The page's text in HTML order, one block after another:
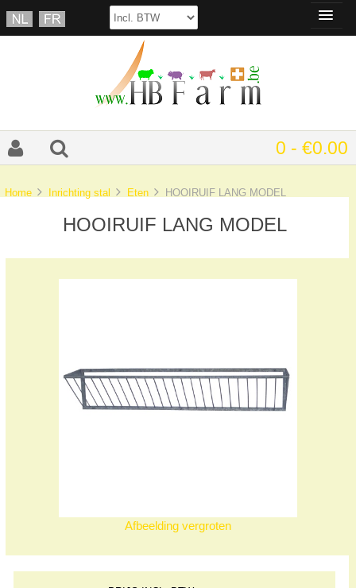
0 - €0.00
Home Inrichting stal Eten HOOIRUIF LANG MODEL
HOOIRUIF LANG MODEL
Afbeelding vergroten